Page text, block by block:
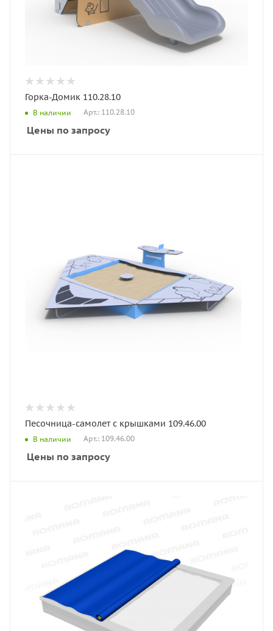
Горка-Домик 110.28.10
В наличии Арт.: 110.28.10
Цены по запросу
Песочница-самолет с крышками 109.46.00
В наличии Арт.: 109.46.00
Цены по запросу